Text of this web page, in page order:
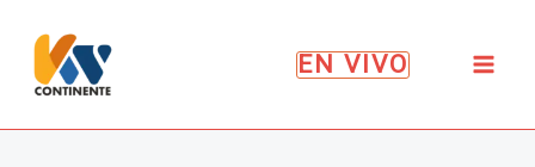
contenido
EN VIVO